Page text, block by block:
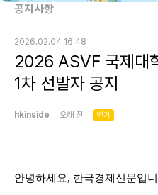
공지사항
2026.02.04 16:48
2026 ASVF 국제대
1차 선발자 공지
hkinside 오래 전 인기
안녕하세요, 한국경제신문입